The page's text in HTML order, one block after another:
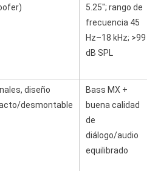
5.25″; rango de
frecuencia 45
Hz–18 kHz; >99
dB SPL
diseño
desmontable
Bass MX +
buena calidad
de
diálogo/audio
equilibrado